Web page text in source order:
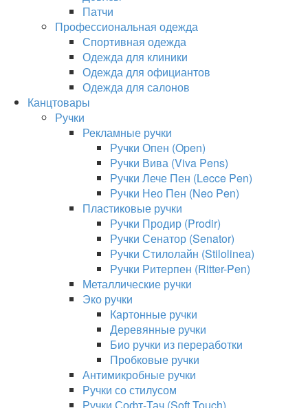
Патчи
Профессиональная одежда
Спортивная одежда
Одежда для клиники
Одежда для официантов
Одежда для салонов
Канцтовары
Ручки
Рекламные ручки
Ручки Опен (Open)
Ручки Вива (Viva Pens)
Ручки Лече Пен (Lecce Pen)
Ручки Нео Пен (Neo Pen)
Пластиковые ручки
Ручки Продир (Prodir)
Ручки Сенатор (Senator)
Ручки Стилолайн (Stilolinea)
Ручки Ритерпен (Ritter-Pen)
Металлические ручки
Эко ручки
Картонные ручки
Деревянные ручки
Био ручки из переработки
Пробковые ручки
Антимикробные ручки
Ручки со стилусом